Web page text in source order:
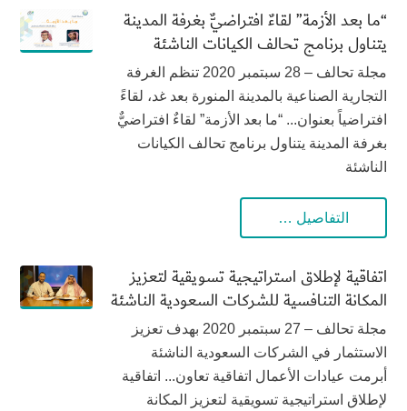
“ما بعد الأزمة” لقاءٌ افتراضيٌّ بغرفة المدينة
يتناول برنامج تحالف الكيانات الناشئة
مجلة تحالف – 28 سبتمبر 2020 تنظم الغرفة
التجارية الصناعية بالمدينة المنورة بعد غد، لقاءً
افتراضياً بعنوان... “ما بعد الأزمة” لقاءٌ افتراضيٌّ
بغرفة المدينة يتناول برنامج تحالف الكيانات
الناشئة
التفاصيل …
اتفاقية لإطلاق استراتيجية تسويقية لتعزيز
المكانة التنافسية للشركات السعودية الناشئة
مجلة تحالف – 27 سبتمبر 2020 بهدف تعزيز
الاستثمار في الشركات السعودية الناشئة
أبرمت عيادات الأعمال اتفاقية تعاون... اتفاقية
لإطلاق استراتيجية تسويقية لتعزيز المكانة